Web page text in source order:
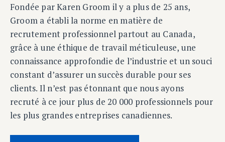
Fondée par Karen Groom il y a plus de 25 ans,
Groom a établi la norme en matière de
recrutement professionnel partout au Canada,
grâce à une éthique de travail méticuleuse, une
connaissance approfondie de l’industrie et un souci
constant d’assurer un succès durable pour ses
clients. Il n’est pas étonnant que nous ayons
recruté à ce jour plus de 20 000 professionnels pour
les plus grandes entreprises canadiennes.